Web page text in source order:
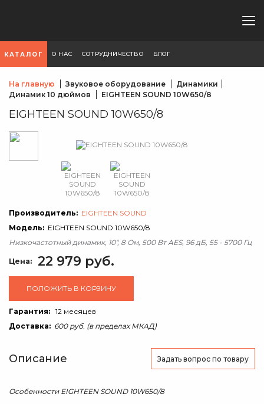
КАТАЛОГ О НАС СОТРУДНИЧЕСТВО БЛОГ
На главную Звуковое оборудование
Динамики
Динамик 10 дюймов
EIGHTEEN SOUND 10W650/8
EIGHTEEN SOUND 10W650/8
Производитель: EIGHTEEN SOUND
Модель: EIGHTEEN SOUND 10W650/8
Низкочастотный динамик, 10", 8 Ом, 500 Вт AES, 96 дБ, 55 - 5700 Гц
Цена: 22 979 руб.
ПОЛОЖИТЬ В КОРЗИНУ
Гарантия: 12 месяцев
Доставка: 600 руб. (в пределах МКАД)
Описание Задать вопрос по товару
Особенности EIGHTEEN SOUND 10W650/8